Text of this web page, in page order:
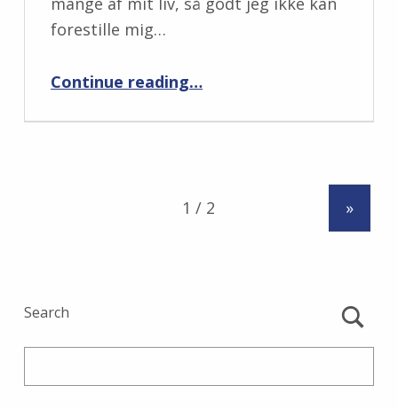
forestille mig…
Continue reading…
»
Search